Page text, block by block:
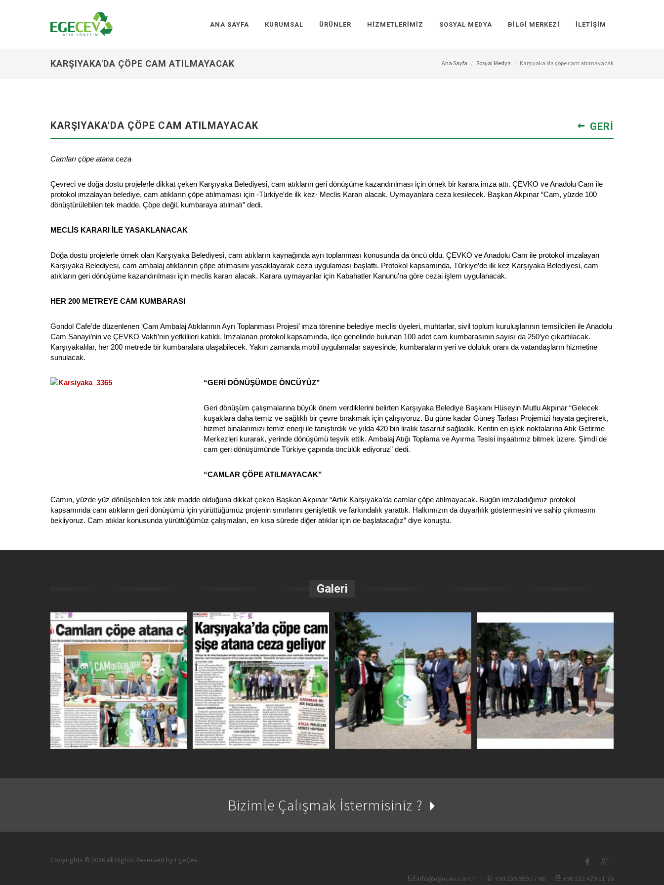
ANA SAYFA KURUMSAL ÜRÜNLER HIZMETLERIMIZ SOSYAL MEDYA BILGI MERKEZI İLETIŞIM
KARŞIYAKA'DA ÇÖPE CAM ATILMAYACAK Ana Sayfa Sosyal Medya Karşıyaka'da çöpe cam atılmayacak
KARŞIYAKA'DA ÇÖPE CAM ATILMAYACAK GERI
Camları çöpe atana ceza
Çevreci ve doğa dostu projelerle dikkat çeken Karşıyaka Belediyesi, cam atıkların geri dönüşüme kazandırılması için örnek bir karara imza attı. ÇEVKO ve Anadolu Cam ile
protokol imzalayan belediye, cam atıkların çöpe atılmaması için -Türkiye’de ilk kez- Meclis Kararı alacak. Uymayanlara ceza kesilecek. Başkan Akpınar “Cam, yüzde 100
dönüştürülebilen tek madde. Çöpe değil, kumbaraya atılmalı” dedi.
MECLİS KARARI İLE YASAKLANACAK
Doğa dostu projelerle örnek olan Karşıyaka Belediyesi, cam atıkların kaynağında ayrı toplanması konusunda da öncü oldu. ÇEVKO ve Anadolu Cam ile protokol imzalayan
Karşıyaka Belediyesi, cam ambalaj atıklarının çöpe atılmasını yasaklayarak ceza uygulaması başlattı. Protokol kapsamında, Türkiye’de ilk kez Karşıyaka Belediyesi, cam
atıkların geri dönüşüme kazandırılması için meclis kararı alacak. Karara uymayanlar için Kabahatler Kanunu’na göre cezai işlem uygulanacak.
HER 200 METREYE CAM KUMBARASI
Gondol Cafe’de düzenlenen ‘Cam Ambalaj Atıklarının Ayrı Toplanması Projesi’ imza törenine belediye meclis üyeleri, muhtarlar, sivil toplum kuruluşlarının temsilcileri ile Anadolu
Cam Sanayi’nin ve ÇEVKO Vakfı’nın yetkilileri katıldı. İmzalanan protokol kapsamında, ilçe genelinde bulunan 100 adet cam kumbarasının sayısı da 250’ye çıkartılacak.
Karşıyakalılar, her 200 metrede bir kumbaralara ulaşabilecek. Yakın zamanda mobil uygulamalar sayesinde, kumbaraların yeri ve doluluk oranı da vatandaşların hizmetine
sunulacak.
“GERİ DÖNÜŞÜMDE ÖNCÜYÜZ”
Geri dönüşüm çalışmalarına büyük önem verdiklerini belirten Karşıyaka Belediye Başkanı Hüseyin Mutlu Akpınar “Gelecek
kuşaklara daha temiz ve sağlıklı bir çevre bırakmak için çalışıyoruz. Bu güne kadar Güneş Tarlası Projemizi hayata geçirerek,
hizmet binalarımızı temiz enerji ile tanıştırdık ve yılda 420 bin liralık tasarruf sağladık. Kentin en işlek noktalarına Atık Getirme
Merkezleri kurarak, yerinde dönüşümü teşvik ettik. Ambalaj Atığı Toplama ve Ayırma Tesisi inşaatımız bitmek üzere. Şimdi de
cam geri dönüşümünde Türkiye çapında öncülük ediyoruz” dedi.
“CAMLAR ÇÖPE ATILMAYACAK”
Camın, yüzde yüz dönüşebilen tek atık madde olduğuna dikkat çeken Başkan Akpınar “Artık Karşıyaka’da camlar çöpe atılmayacak. Bugün imzaladığımız protokol
kapsamında cam atıkların geri dönüşümü için yürüttüğümüz projenin sınırlarını genişlettik ve farkındalık yarattık. Halkımızın da duyarlılık göstermesini ve sahip çıkmasını
bekliyoruz. Cam atıklar konusunda yürüttüğümüz çalışmaları, en kısa sürede diğer atıklar için de başlatacağız” diye konuştu.
Galeri
Bizimle Çalışmak İstermisiniz ?
Copyrights © 2026 All Rights Reserved by EgeÇev
info@egecev.com.tr · +90 236 999 17 66 · +90 232 479 51 76